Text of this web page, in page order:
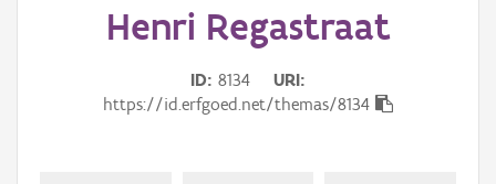
Henri Regastraat
ID 8134
URI
https://id.erfgoed.net/themas/8134